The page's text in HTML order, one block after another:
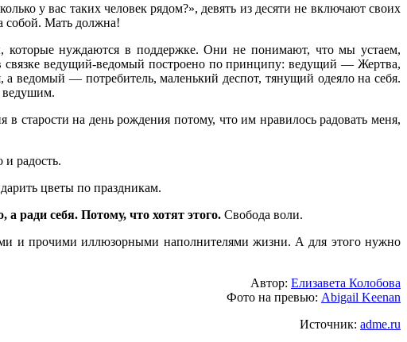
у вас таких человек рядом?», девять из десяти не включают своих
собой. Мать должна!
которые нуждаются в поддержке. Они не понимают, что мы устаем,
связке ведущий-ведомый построено по принципу: ведущий — Жертва,
а ведомый — потребитель, маленький деспот, тянущий одеяло на себя.
ведушим.
старости на день рождения потому, что им нравилось радовать меня,
радость.
цветы по праздникам.
ради себя. Потому, что хотят этого. Свобода воли.
и прочими иллюзорными наполнителями жизни. А для этого нужно
Автор: Елизавета Колобова
Фото на превью: Abigail Keenan
Источник: adme.ru